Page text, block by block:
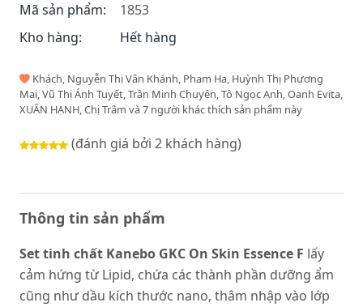
Mã sản phẩm:
1853
Kho hàng:
Hết hàng
Khách, Nguyễn Thị Vân Khánh, Pham Ha, Huỳnh Thị Phương
Mai, Vũ Thị Ánh Tuyết, Trần Minh Chuyên, Tô Ngọc Anh, Oanh Evita,
XUÂN HẠNH, Chị Trâm và 7 người khác thích sản phẩm này
(đánh giá bởi 2 khách hàng)
Thông tin sản phẩm
Set tinh chất Kanebo GKC On Skin Essence F lấy
cảm hứng từ Lipid, chứa các thành phần dưỡng ẩm
cũng như dầu kích thước nano, thâm nhập vào lớp